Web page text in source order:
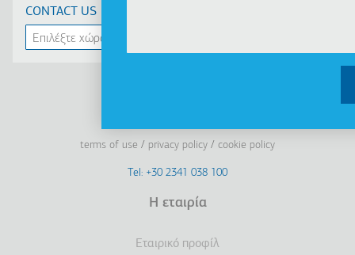
CONTACT US
LinkedinFacebook
YoutubeInstagram
terms of use privacy policy cookie policy
Tel: +30 2341 038 100
Η εταιρία
Εταιρικό προφίλ